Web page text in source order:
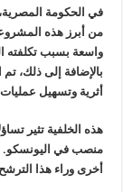
في الحكومة
من أبرز هذه
واسعة بسبب تكلفته
بالإضافة إلى ذلك،
أثرية وتسهيل
هذه الخلفية تثير
منصب في اليونسكو.
أخرى وراء هذا